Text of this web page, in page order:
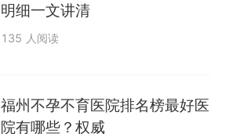
明细一文讲清
135 人阅读
福州不孕不育医院排名榜最好医
院有哪些？权威